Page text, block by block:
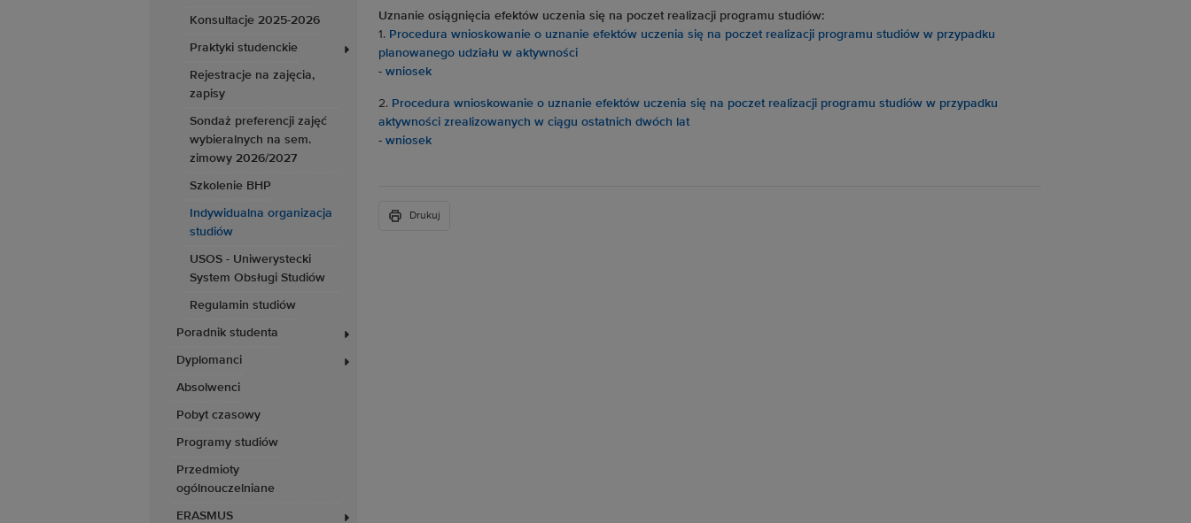
Konsultacje 2025-2026
Praktyki studenckie
Rejestracje na zajęcia,
zapisy
Sondaż preferencji zajęć
wybieralnych na sem.
zimowy 2026/2027
Szkolenie BHP
Indywidualna organizacja
studiów
USOS - Uniwerystecki
System Obsługi Studiów
Regulamin studiów
Poradnik studenta
Dyplomanci
Absolwenci
Pobyt czasowy
Programy studiów
Przedmioty
ogólnouczelniane
ERASMUS
Uznanie osiągnięcia efektów uczenia się na poczet realizacji programu studiów:
1. Procedura wnioskowanie o uznanie efektów uczenia się na poczet realizacji programu studiów w przypadku
planowanego udziału w aktywności
- wniosek
2. Procedura wnioskowanie o uznanie efektów uczenia się na poczet realizacji programu studiów w przypadku
aktywności zrealizowanych w ciągu ostatnich dwóch lat
- wniosek
Drukuj